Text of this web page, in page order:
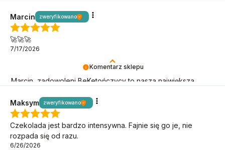
Komentarz sklepu
Marcin, zadowoleni BeKetończycy to nasza największa
Marcin zweryfikowano
🚀🚀🚀
7/17/2026
Maksym zweryfikowano
Czekolada jest bardzo intensywna. Fajnie się go je, nie
rozpada się od razu.
6/26/2026